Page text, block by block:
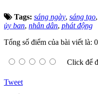
Tags: sáng ngày, sáng tạo,
ủy ban, nhân dân, phát động
Tổng số điểm của bài viết là:
Click để
Tweet